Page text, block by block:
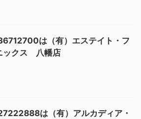
は（有）エステイト・フ
ックス 八幡店
は（有）アルカディア・